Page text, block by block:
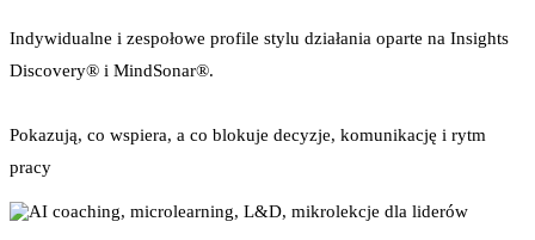
Indywidualne i zespołowe profile stylu działania oparte na Insights
Discovery® i MindSonar®.
Pokazują, co wspiera, a co blokuje decyzje, komunikację i rytm
pracy